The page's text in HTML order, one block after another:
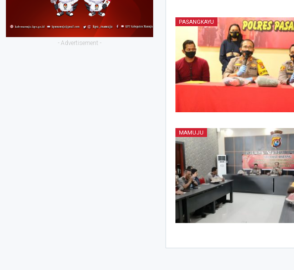
PASANGKAYU
MAMUJU
- Advertisement -